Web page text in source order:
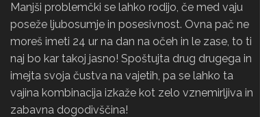
Manjši problemčki se lahko rodijo, če med vaju
poseže ljubosumje in posesivnost. Ovna pač ne
moreš imeti 24 ur na dan na očeh in le zase, to ti
naj bo kar takoj jasno! Spoštujta drug drugega in
imejta svoja čustva na vajetih, pa se lahko ta
vajina kombinacija izkaže kot zelo vznemirljiva in
zabavna dogodivščina!